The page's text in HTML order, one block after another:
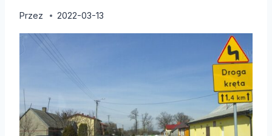
Przez 2022-03-13